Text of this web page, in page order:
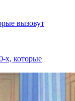
вызовут
х, которые